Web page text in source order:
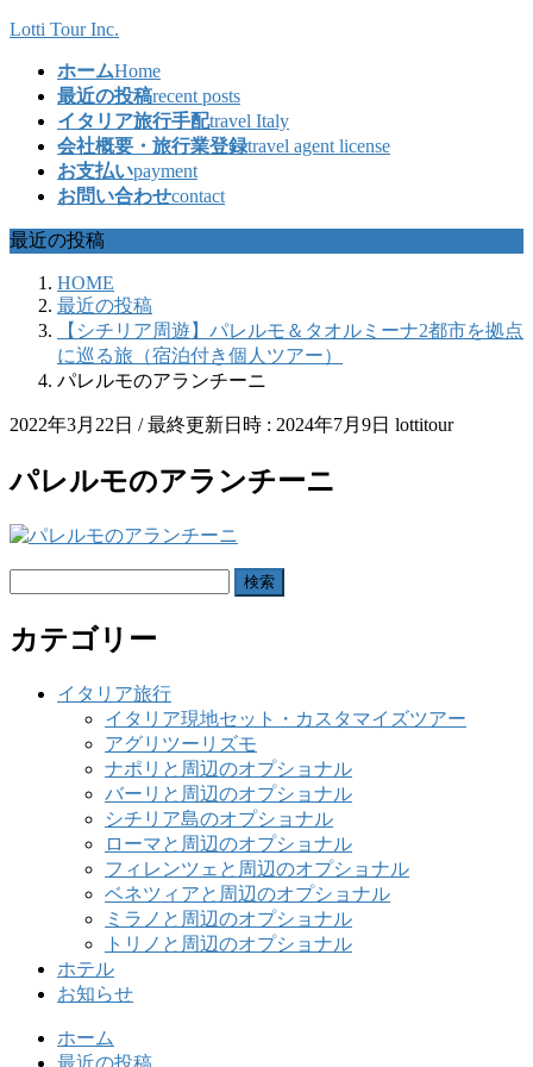
コ
ッ
プ
ナ
移
動
Lotti Tour Inc.
ホームHome
最近の投稿recent posts
イタリア旅行手配travel Italy
会社概要・旅行業登録travel agent license
お支払いpayment
お問い合わせcontact
最近の投稿
HOME
最近の投稿
【シチリア周遊】パレルモ＆タオルミーナ2都市を拠点
に巡る旅（宿泊付き個人ツアー）
パレルモのアランチーニ
2022年3月22日 / 最終更新日時 : 2024年7月9日 lottitour
パレルモのアランチーニ
カテゴリー
イタリア旅行
イタリア現地セット・カスタマイズツアー
アグリツーリズモ
ナポリと周辺のオプショナル
バーリと周辺のオプショナル
シチリア島のオプショナル
ローマと周辺のオプショナル
フィレンツェと周辺のオプショナル
ベネツィアと周辺のオプショナル
ミラノと周辺のオプショナル
トリノと周辺のオプショナル
ホテル
お知らせ
ホーム
最近の投稿